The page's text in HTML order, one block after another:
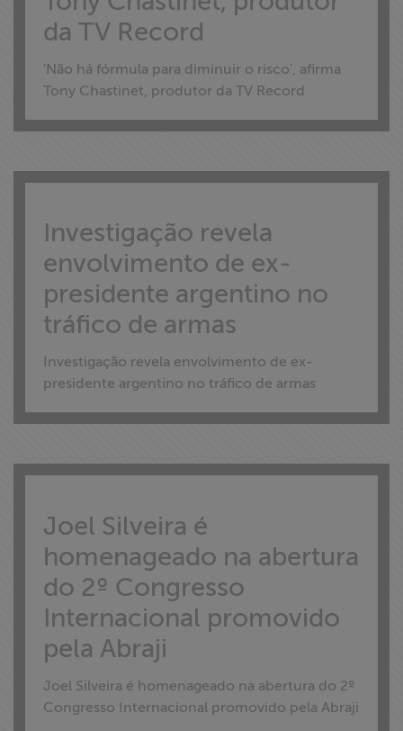
da TV Record
'Não há fórmula para diminuir o risco', afirma
Tony Chastinet, produtor da TV Record
Investigação revela
envolvimento de ex-
presidente argentino no
tráfico de armas
Investigação revela envolvimento de ex-
presidente argentino no tráfico de armas
Joel Silveira é
homenageado na abertura
do 2º Congresso
Internacional promovido
pela Abraji
Joel Silveira é homenageado na abertura do 2º
Congresso Internacional promovido pela Abraji